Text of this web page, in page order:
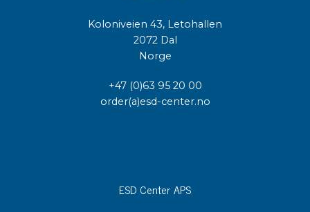
Koloniveien 43, Letohallen
2072 Dal
Norge
+47 (0)63 95 20 00
order(a)esd-center.no
ESD Center APS